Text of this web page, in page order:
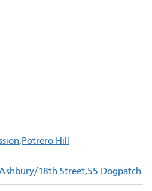
Potrero Hill
18th Street 55 Dogpatch